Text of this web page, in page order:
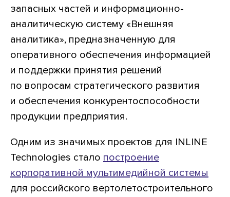
запасных частей и информационно-
аналитическую систему «Внешняя
аналитика», предназначенную для
оперативного обеспечения информацией
и поддержки принятия решений
по вопросам стратегического развития
и обеспечения конкурентоспособности
продукции предприятия.
Одним из значимых проектов для INLINE
Technologies стало построение
корпоративной мультимедийной системы
для российского вертолетостроительного